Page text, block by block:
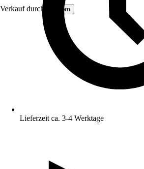
Verkauf durch: Aosom
Lieferzeit ca. 3-4 Werktage